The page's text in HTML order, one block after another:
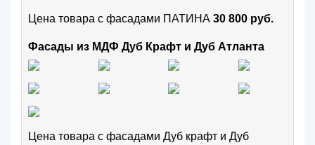
Цена товара с фасадами ПАТИНА 30 800 руб.
Фасады из МДФ Дуб Крафт и Дуб Атланта
Цена товара с фасадами Дуб крафт и Дуб